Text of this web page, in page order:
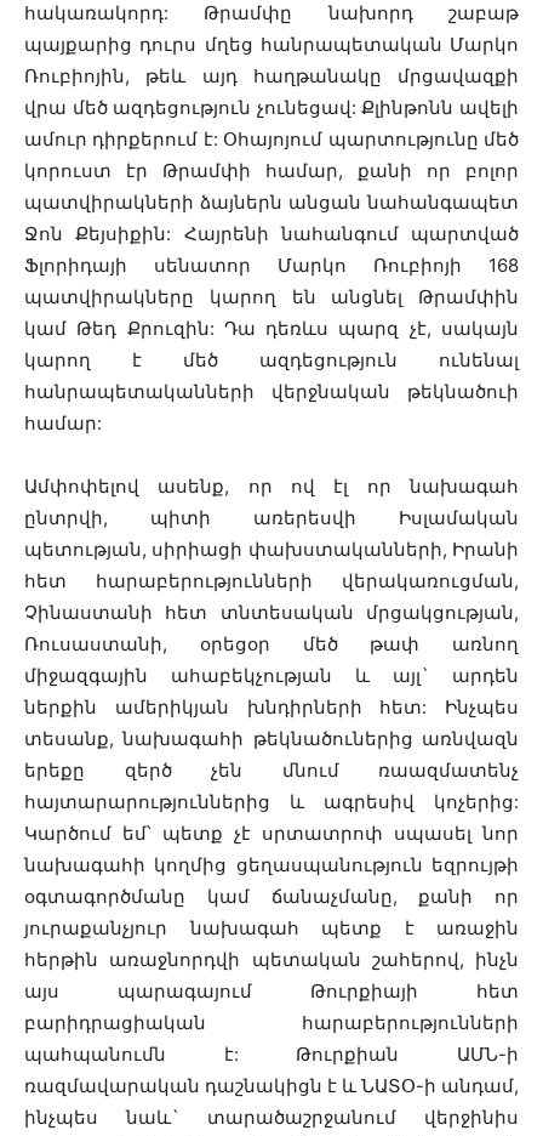
հակառակորդ: Թրամփը նախորդ շաբաթ
պայքարից դուրս մղեց հանրապետական Մարկո
Ռուբիոյին, թեև այդ հաղթանակը մրցավազքի
վրա մեծ ազդեցություն չունեցավ: Քլինթոնն ավելի
ամուր դիրքերում է: Օհայոյում պարտությունը մեծ
կորուստ էր Թրամփի համար, քանի որ բոլոր
պատվիրակների ձայներն անցան նահանգապետ
Ջոն Քեյսիքին: Հայրենի նահանգում պարտված
Ֆլորիդայի սենատոր Մարկո Ռուբիոյի 168
պատվիրակները կարող են անցնել Թրամփին
կամ Թեդ Քրուզին: Դա դեռևս պարզ չէ, սակայն
կարող է մեծ ազդեցություն ունենալ
հանրապետականների վերջնական թեկնածուի
համար:
Ամփոփելով ասենք, որ ով էլ որ նախագահ
ընտրվի, պիտի առերեսվի Իսլամական
պետության, սիրիացի փախստականների, Իրանի
հետ հարաբերությունների վերակառուցման,
Չինաստանի հետ տնտեսական մրցակցության,
Ռուսաստանի, օրեցօր մեծ թափ առնող
միջազգային ահաբեկչության և այլ` արդեն
ներքին ամերիկյան խնդիրների հետ: Ինչպես
տեսանք, նախագահի թեկնածուներից առնվազն
երեքը զերծ չեն մնում ռաազմատենչ
հայտարարություններից և ագրեսիվ կոչերից:
Կարծում եմ՝ պետք չէ սրտատրոփ սպասել նոր
նախագահի կողմից ցեղասպանություն եզրույթի
օգտագործմանը կամ ճանաչմանը, քանի որ
յուրաքանչյուր նախագահ պետք է առաջին
հերթին առաջնորդվի պետական շահերով, ինչն
այս պարագայում Թուրքիայի հետ
բարիդրացիական հարաբերությունների
պահպանումն է: Թուրքիան ԱՄՆ-ի
ռազմավարական դաշնակիցն է և ՆԱՏՕ-ի անդամ,
ինչպես նաև` տարածաշրջանում վերջինիս